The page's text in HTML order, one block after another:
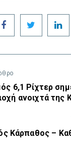
Facebook Twitter
6,1 Ρίχτερ
ανοιχτά της
Κάρπαθος –